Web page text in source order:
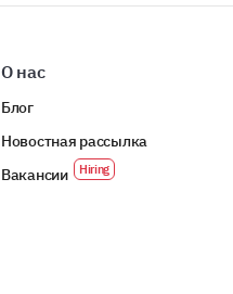
О нас
Блог
Новостная рассылка
Вакансии